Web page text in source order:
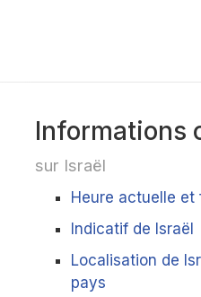
Informations
sur Israël
Heure actuelle et
Indicatif de Israël
Localisation de
pays